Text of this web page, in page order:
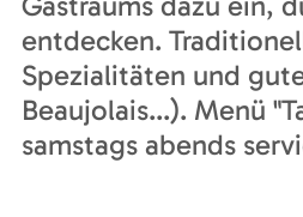
entdecken.
Spezialitäten und
Beaujolais...). Menü
samstags abends